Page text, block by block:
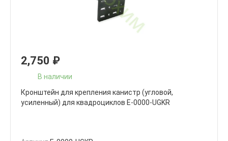
2,750 ₽
В наличии
Кронштейн для крепления канистр (угловой,
усиленный) для квадроциклов E-0000-UGKR